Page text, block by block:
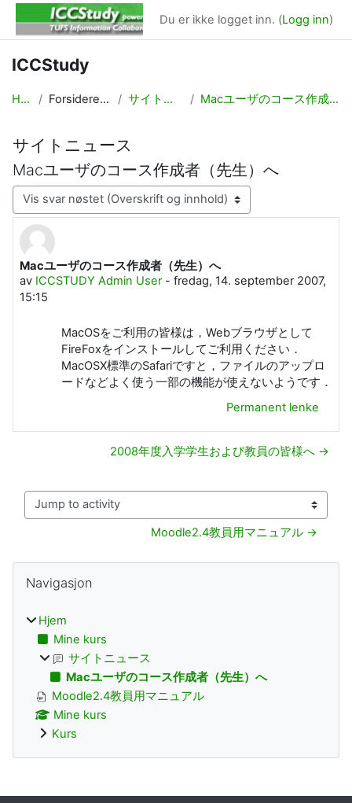
Gå til hovedinnhold
Du er ikke logget inn. (Logg inn)
ICCStudy
Hjem Forsideressurser サイトニュース Macユーザのコース作成者（先生）へ
サイトニュース
Macユーザのコース作成者（先生）へ
Visningsmodus
Macユーザのコース作成者（先生）へ
av ICCSTUDY Admin User- fredag, 14. september 2007,
15:15
Antall svar: 0
MacOSをご利用の皆様は，Webブラウザとして
FireFoxをインストールしてご利用ください．
MacOSX標準のSafariですと，ファイルのアップロ
ードなどよく使う一部の機能が使えないようです．
Permanent lenke
2008年度入学学生および教員の皆様へ →
Jump to activity
Moodle2.4教員用マニュアル →
Blokker
Navigasjon
Hjem
Mine kurs
サイトニュース
Macユーザのコース作成者（先生）へ
Moodle2.4教員用マニュアル
Mine kurs
Kurs
Blokker ekstrainnhold